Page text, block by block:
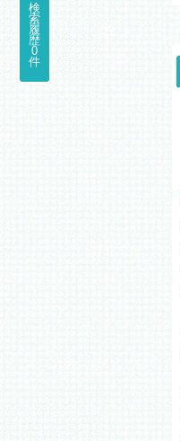
検
索
履
歴
0
件